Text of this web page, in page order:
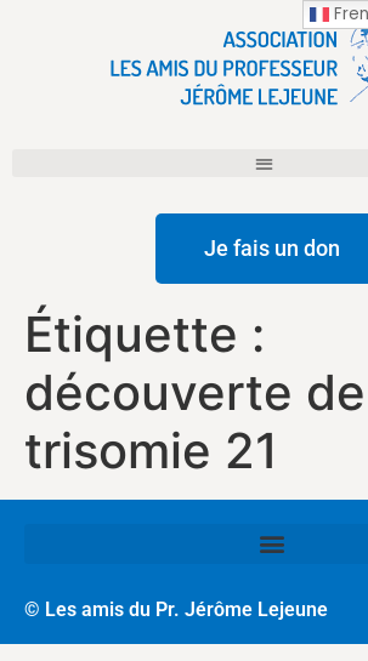
Je fais un don
Étiquette :
découverte
trisomie 21
© Les amis du Pr. Jérôme Lejeune